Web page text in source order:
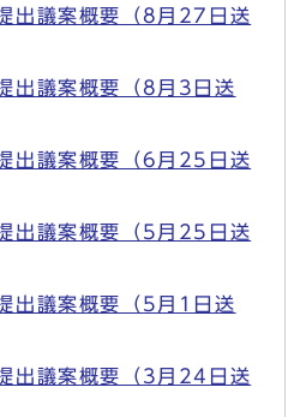
出議案概要（8月27日送
出議案概要（8月3日送
出議案概要（6月25日送
出議案概要（5月25日送
出議案概要（5月1日送
出議案概要（3月24日送